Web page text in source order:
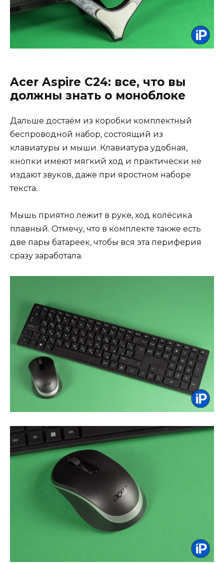
Acer Aspire C24: все, что вы
должны знать о моноблоке
Дальше достаём из коробки комплектный
беспроводной набор, состоящий из
клавиатуры и мыши. Клавиатура удобная,
кнопки имеют мягкий ход и практически не
издают звуков, даже при яростном наборе
текста.
Мышь приятно лежит в руке, ход колёсика
плавный. Отмечу, что в комплекте также есть
две пары батареек, чтобы вся эта периферия
сразу заработала.